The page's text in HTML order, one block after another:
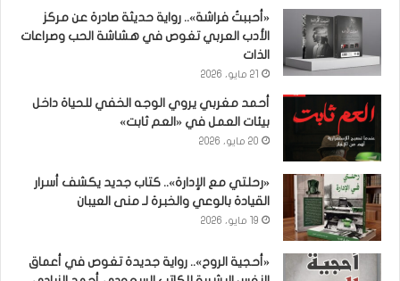
«أحببتُ فراشة».. رواية حديثة صادرة عن مركز
الأدب العربي تغوص في هشاشة الحب وصراعات
الذات
21 مايو، 2026
أحمد مغربي يروي الوجه الخفي للحياة داخل
بيئات العمل في «العم ثابت»
20 مايو، 2026
«رحلتي مع الإدارة».. كتاب جديد يكشف أسرار
القيادة بالوعي والخبرة لـ منى العيبان
19 مايو، 2026
«أحجية الروح».. رواية جديدة تغوص في أعماق